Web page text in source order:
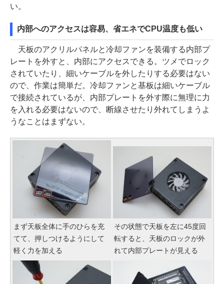
い。
内部へのアクセスは容易、省エネでCPU温度も低い
天板のアクリルパネルと冷却ファンを装備する内部プ
レートを外すと、内部にアクセスできる。ツメでロック
されていたり、細いケーブルを外したりする必要はない
ので、作業は簡単だ。冷却ファンと基板は細いケーブル
で接続されているが、内部プレートを外す際に無理に力
を入れる必要はないので、断線させたり外れてしまうよ
うなことはまずない。
まず天板全体に手のひらを充
てて、押しつけるようにして
軽く力を加える
その状態で天板を左に45度回
転すると、天板のロックが外
れて内部プレートが見える